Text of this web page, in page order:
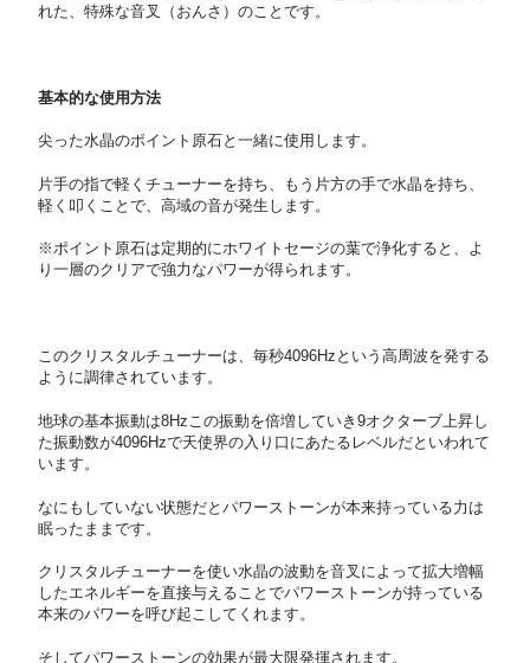
れた、特殊な音叉（おんさ）のことです。
基本的な使用方法
尖った水晶のポイント原石と一緒に使用します。
片手の指で軽くチューナーを持ち、もう片方の手で水晶を持ち、
軽く叩くことで、高域の音が発生します。
※ポイント原石は定期的にホワイトセージの葉で浄化すると、よ
り一層のクリアで強力なパワーが得られます。
このクリスタルチューナーは、毎秒4096Hzという高周波を発する
ように調律されています。
地球の基本振動は8Hzこの振動を倍増していき9オクターブ上昇し
た振動数が4096Hzで天使界の入り口にあたるレベルだといわれて
います。
なにもしていない状態だとパワーストーンが本来持っている力は
眠ったままです。
クリスタルチューナーを使い水晶の波動を音叉によって拡大増幅
したエネルギーを直接与えることでパワーストーンが持っている
本来のパワーを呼び起こしてくれます。
そしてパワーストーンの効果が最大限発揮されます。